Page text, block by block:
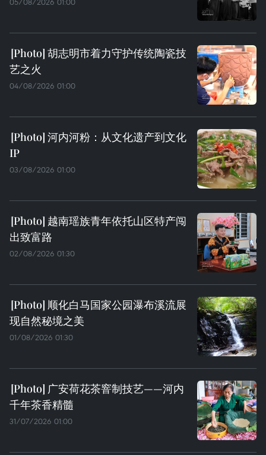
胡志明市着力守护传统陶瓷技
艺之火
04/08/2026 01:00
河内河粉：从文化遗产到文化
IP
03/08/2026 01:00
越南瑶族青年依托山区特产闯
出致富路
02/08/2026 01:30
顺化白马国家公园瀑布溪流展
现自然秘境之美
01/08/2026 01:30
广安荷花茶窨制技艺——河内
千年茶香精髓
31/07/2026 01:00